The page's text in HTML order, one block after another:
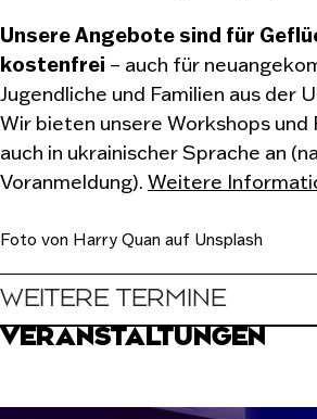
Unsere Angebote sind für
kostenfrei – auch für
Jugendliche und Familien aus der
Wir bieten unsere Workshops
auch in ukrainischer Sprache an
Voranmeldung). Weitere
Foto von Harry Quan auf Unsplash
WEITERE TERMINE
VERANSTALTUNGEN